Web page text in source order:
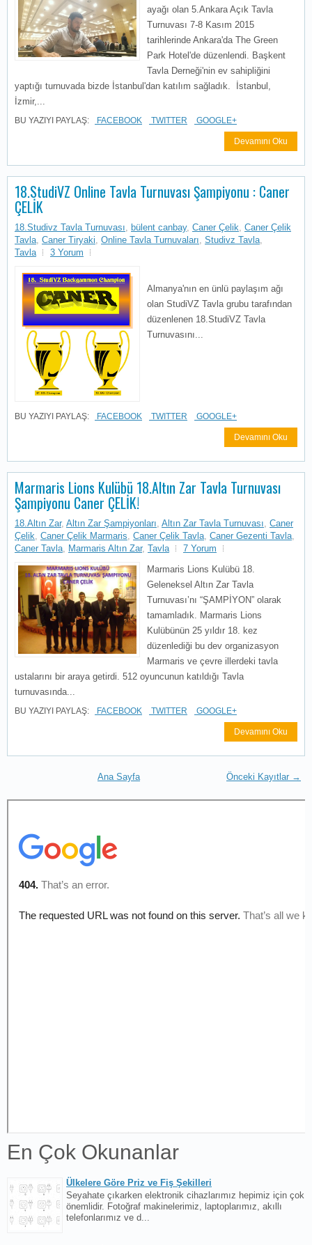
ayağı olan 5.Ankara Açık Tavla
Turnuvası 7-8 Kasım 2015
tarihlerinde Ankara'da The Green
Park Hotel'de düzenlendi. Başkent
Tavla Derneği'nin ev sahipliğini
yaptığı turnuvada bizde İstanbul'dan katılım sağladık. İstanbul,
İzmir,...
BU YAZIYI PAYLAŞ: FACEBOOK TWITTER GOOGLE+
Devamını Oku
18.StudiVZ Online Tavla Turnuvası Şampiyonu : Caner
ÇELİK
18.Studivz Tavla Turnuvası, bülent canbay, Caner Çelik, Caner Çelik
Tavla, Caner Tiryaki, Online Tavla Turnuvaları, Studivz Tavla,
Tavla
3 Yorum
Almanya'nın en ünlü paylaşım ağı
olan StudiVZ Tavla grubu tarafından
düzenlenen 18.StudiVZ Tavla
Turnuvasını...
BU YAZIYI PAYLAŞ: FACEBOOK TWITTER GOOGLE+
Devamını Oku
Marmaris Lions Kulübü 18.Altın Zar Tavla Turnuvası
Şampiyonu Caner ÇELİK!
18.Altın Zar, Altın Zar Şampiyonları Altın Zar Tavla Turnuvası Caner
Çelik Caner Çelik Marmaris Caner Çelik Tavla Caner Gezenti Tavla
Caner Tavla Marmaris Altın Zar, Tavla
7 Yorum
Marmaris Lions Kulübü 18.
Geleneksel Altın Zar Tavla
Turnuvası’nı “ŞAMPİYON” olarak
tamamladık. Marmaris Lions
Kulübünün 25 yıldır 18. kez
düzenlediği bu dev organizasyon
Marmaris ve çevre illerdeki tavla
ustalarını bir araya getirdi. 512 oyuncunun katıldığı Tavla
turnuvasında...
BU YAZIYI PAYLAŞ: FACEBOOK TWITTER GOOGLE+
Devamını Oku
Önceki Kayıtlar →
Ana Sayfa
En Çok Okunanlar
Ülkelere Göre Priz ve Fiş Şekilleri
Seyahate çıkarken elektronik cihazlarımız hepimiz için çok
önemlidir. Fotoğraf makinelerimiz, laptoplarımız, akıllı
telefonlarımız ve d...